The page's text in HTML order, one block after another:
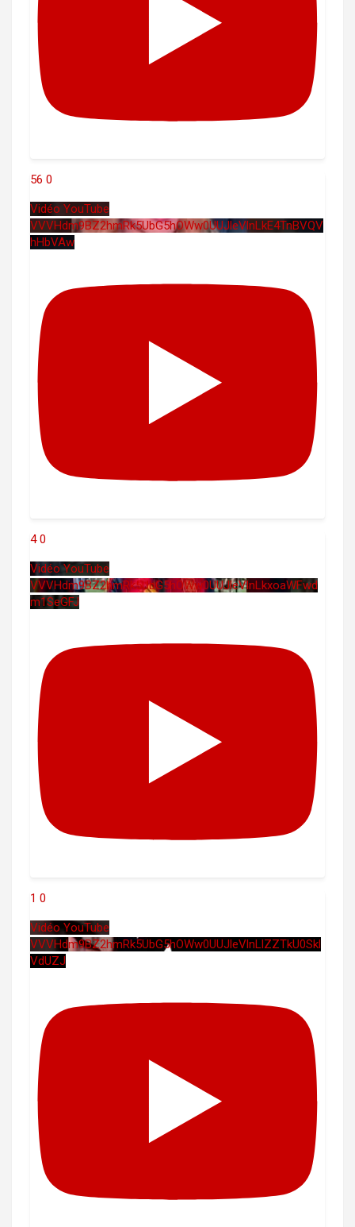
56 0
Vidéo YouTube
VVVHdm9BZ2hmRk5UbG5hOWw0UUJleVlnLkE4TnBVQV
hHbVAw
4 0
Vidéo YouTube
VVVHdm9BZ2hmRk5UbG5hOWw0UUJleVlnLkxoaWFwd
m1SeGFJ
1 0
Vidéo YouTube
VVVHdm9BZ2hmRk5UbG5hOWw0UUJleVlnLlZZTkU0Skl
VdUZJ